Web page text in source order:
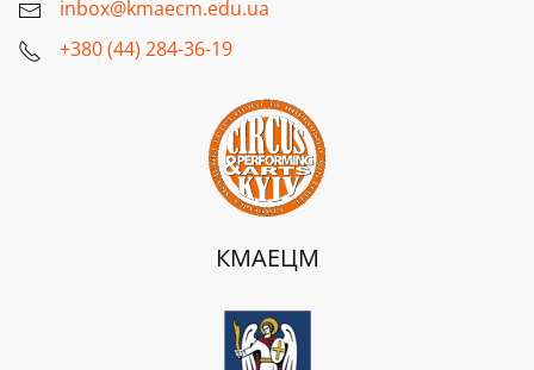
inbox@kmaecm.edu.ua
+380 (44) 284-36-19
КМАЕЦМ